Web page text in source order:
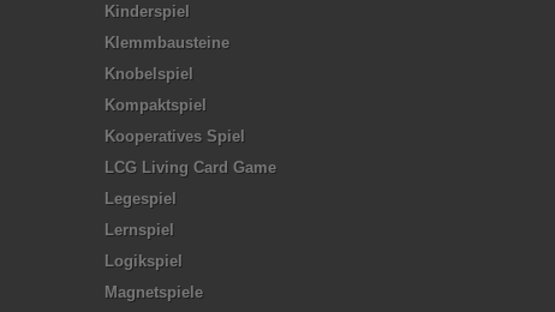
Kinderspiel
Klemmbausteine
Knobelspiel
Kompaktspiel
Kooperatives Spiel
LCG Living Card Game
Legespiel
Lernspiel
Logikspiel
Magnetspiele